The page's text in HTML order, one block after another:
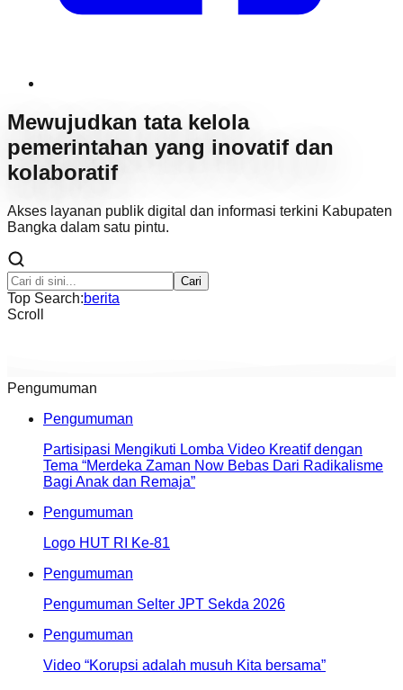
Mewujudkan tata kelola
pemerintahan yang inovatif dan
kolaboratif
Akses layanan publik digital dan informasi terkini Kabupaten
Bangka dalam satu pintu.
Cari
Top Search:berita
Scroll
Pengumuman
Pengumuman
Partisipasi Mengikuti Lomba Video Kreatif dengan
Tema “Merdeka Zaman Now Bebas Dari Radikalisme
Bagi Anak dan Remaja”
Pengumuman
Logo HUT RI Ke-81
Pengumuman
Pengumuman Selter JPT Sekda 2026
Pengumuman
Video “Korupsi adalah musuh Kita bersama”